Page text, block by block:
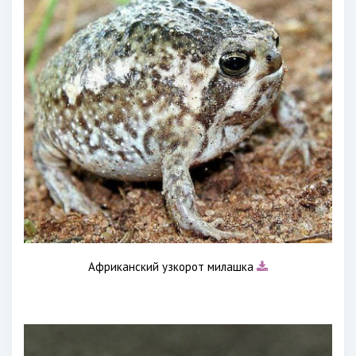
Африканский узкорот милашка